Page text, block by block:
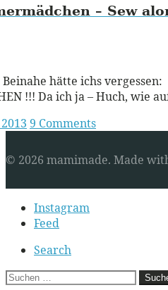
– Sew
Beinahe hätte ichs
!!! Da ich ja – Huch, wie
9 Comments
© 2026 mamimade. Made
Secondary
navigationInstagram
Feed
Search
Suchen